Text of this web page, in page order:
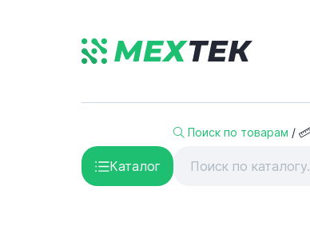
Каталог
Поиск по товарам /